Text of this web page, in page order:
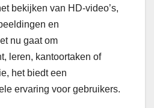
bekijken van HD-video’s,
en
nu gaat om
leren, kantoortaken of
het biedt een
ervaring voor gebruikers.